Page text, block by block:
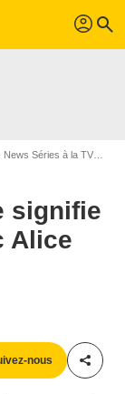
profil search
News Séries à la TV
signifie
Alice
nous